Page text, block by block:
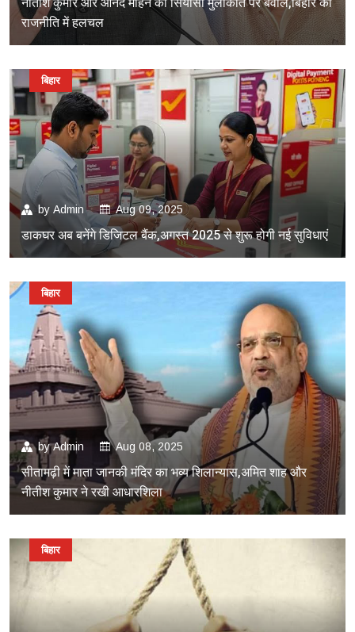
राजनीति में हलचल
by Admin Aug 09, 2025
डाकघर अब बनेंगे डिजिटल बैंक,अगस्त 2025 से शुरू होगी नई सुविधाएं
बिहार
byAdmin Aug 08, 2025
सीतामढ़ी में माता जानकी मंदिर का भव्य शिलान्यास,अमित शाह और
नीतीश कुमार ने रखी आधारशिला
बिहार
बिहार